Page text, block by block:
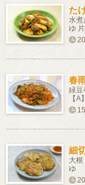
た
水煮
ゆ
春
緑豆
【
細
大根
ゆ